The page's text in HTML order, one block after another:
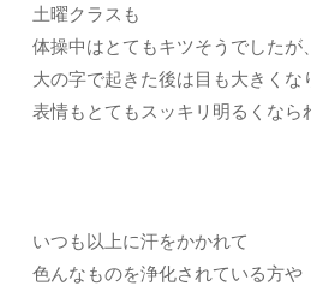
土曜クラスも
体操中はとてもキツそうでしたが、
大の字で起きた後は目も大きくな
表情もとてもスッキリ明るくなら
いつも以上に汗をかかれて
色んなものを浄化されている方や